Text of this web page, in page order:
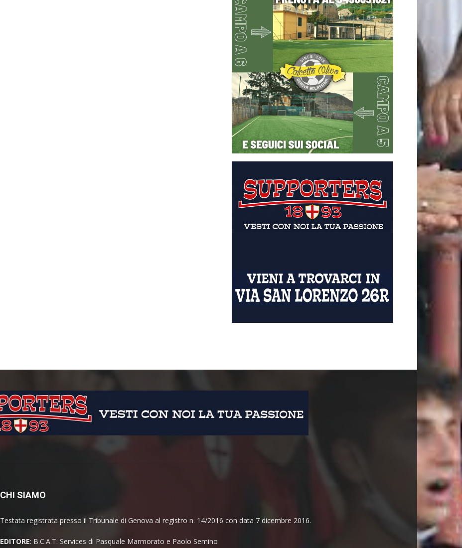
CHI SIAMO
Testata registrata presso il Tribunale di Genova al registro n. 14/2016 con data 7 dicembre 2016.
EDITORE: B.C.A.T. Services di Pasquale Marmorato e Paolo Semino